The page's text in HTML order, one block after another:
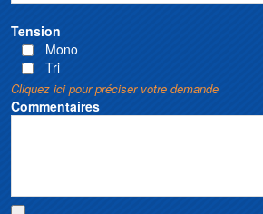
Tension
Mono
Tri
Cliquez ici pour préciser votre demande
Commentaires